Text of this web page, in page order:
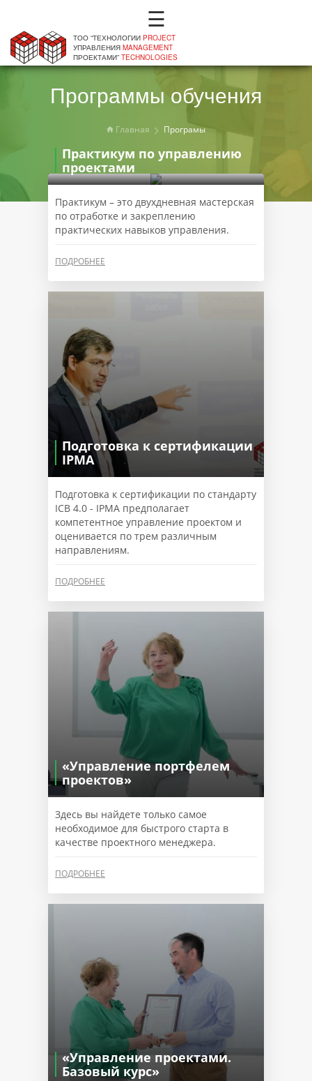
☰
ТОО “ТЕХНОЛОГИИ PROJECT
УПРАВЛЕНИЯ MANAGEMENT
ПРОЕКТАМИ” TECHNOLOGIES
Программы обучения
Главная Програмы
Практикум по управлению
проектами
Практикум – это двухдневная мастерская
по отработке и закреплению
практических навыков управления.
ПОДРОБНЕЕ
Подготовка к сертификации
IPMA
Подготовка к сертификации по стандарту
ICB 4.0 - IPMA предполагает
компетентное управление проектом и
оценивается по трем различным
направлениям.
ПОДРОБНЕЕ
«Управление портфелем
проектов»
Здесь вы найдете только самое
необходимое для быстрого старта в
качестве проектного менеджера.
ПОДРОБНЕЕ
«Управление проектами.
Базовый курс»